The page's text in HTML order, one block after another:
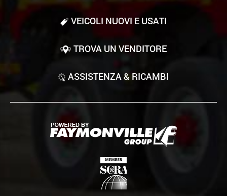
VEICOLI NUOVI E USATI
TROVA UN VENDITORE
ASSISTENZA & RICAMBI